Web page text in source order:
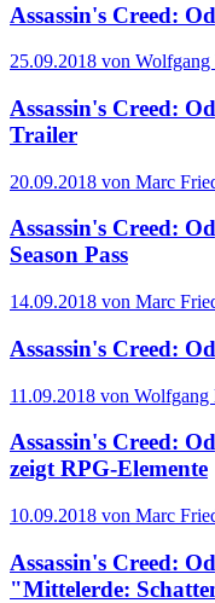
Assassin's Creed:
25.09.2018 von Wolfgang
Assassin's Creed:
Trailer
20.09.2018 von Marc
Assassin's Creed:
Season Pass
14.09.2018 von Marc
Assassin's Creed:
11.09.2018 von Wolfgang
Assassin's Creed:
zeigt RPG-Elemente
10.09.2018 von Marc
Assassin's Creed:
"Mittelerde: